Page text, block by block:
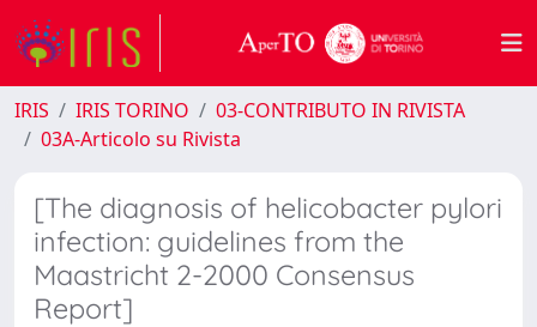
IRIS IRIS TORINO
03-CONTRIBUTO IN RIVISTA
03A-Articolo su Rivista
[The diagnosis of helicobacter pylori
infection: guidelines from the
Maastricht 2-2000 Consensus
Report]